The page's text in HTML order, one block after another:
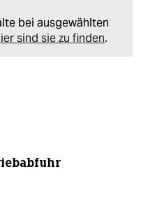
bei ausgewählten
sind sie zu finden.